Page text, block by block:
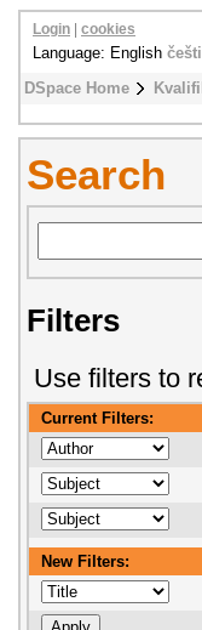
DSpace Home
Login cookies
Language: English
Search
Filters
Use filters to
Current Filters:
New Filters: